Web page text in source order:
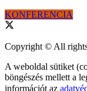
KONFERENCIA
Copyright © All
A weboldal sütiket
böngészés mellett a
információt az